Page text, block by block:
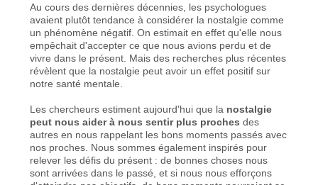
Au cours des dernières décennies, les psychologues
avaient plutôt tendance à considérer la nostalgie comme
un phénomène négatif. On estimait en effet qu'elle nous
empêchait d'accepter ce que nous avions perdu et de
vivre dans le présent. Mais des recherches plus récentes
révèlent que la nostalgie peut avoir un effet positif sur
notre santé mentale.
Les chercheurs estiment aujourd'hui que la nostalgie
peut nous aider à nous sentir plus proches des
autres en nous rappelant les bons moments passés avec
nos proches. Nous sommes également inspirés pour
relever les défis du présent : de bonnes choses nous
sont arrivées dans le passé, et si nous nous efforçons